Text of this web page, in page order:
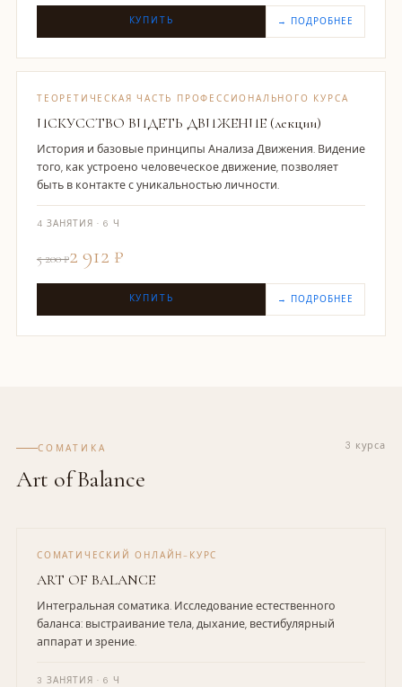
КУПИТЬ → ПОДРОБНЕЕ
ТЕОРЕТИЧЕСКАЯ ЧАСТЬ ПРОФЕССИОНАЛЬНОГО КУРСА
ИСКУССТВО ВИДЕТЬ ДВИЖЕНИЕ (лекции)
История и базовые принципы Анализа Движения. Видение
того, как устроено человеческое движение, позволяет
быть в контакте с уникальностью личности.
4 ЗАНЯТИЯ · 6 Ч
5 200 ₽2 912 ₽
КУПИТЬ → ПОДРОБНЕЕ
СОМАТИКА
Art of Balance
3 курса
СОМАТИЧЕСКИЙ ОНЛАЙН-КУРС
ART OF BALANCE
Интегральная соматика. Исследование естественного
баланса: выстраивание тела, дыхание, вестибулярный
аппарат и зрение.
3 ЗАНЯТИЯ · 6 Ч